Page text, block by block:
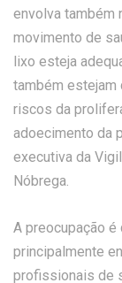
envolva também
movimento de
lixo esteja
também estejam
riscos da
adoecimento da
executiva da
Nóbrega.
A preocupação é
principalmente
profissionais de